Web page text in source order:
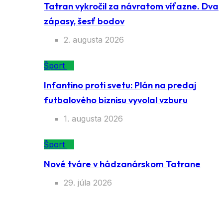
Tatran vykročil za návratom víťazne. Dva
zápasy, šesť bodov
2. augusta 2026
Šport
Infantino proti svetu: Plán na predaj
futbalového biznisu vyvolal vzburu
1. augusta 2026
Šport
Nové tváre v hádzanárskom Tatrane
29. júla 2026